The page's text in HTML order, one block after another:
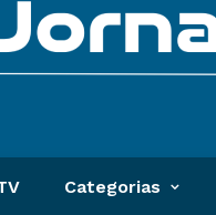
Categorias